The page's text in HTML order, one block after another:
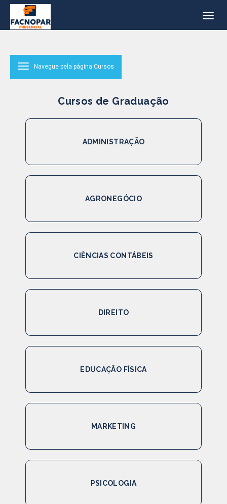
Navegue pela página Cursos
Cursos de Graduação
ADMINISTRAÇÃO
AGRONEGÓCIO
CIÊNCIAS CONTÁBEIS
DIREITO
EDUCAÇÃO FÍSICA
MARKETING
PSICOLOGIA